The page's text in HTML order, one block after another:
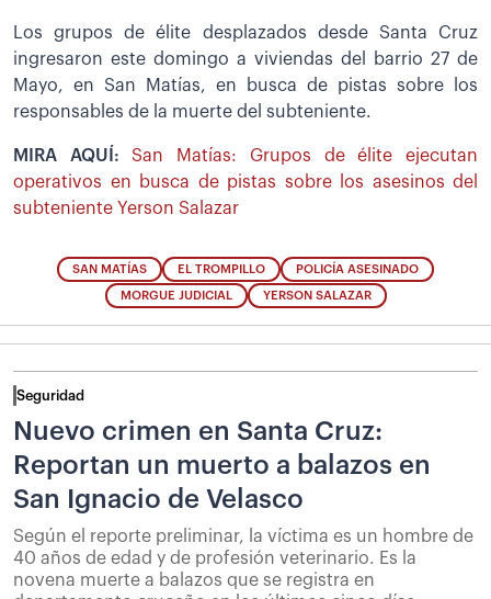
Los grupos de élite desplazados desde Santa Cruz
ingresaron este domingo a viviendas del barrio 27 de
Mayo, en San Matías, en busca de pistas sobre los
responsables de la muerte del subteniente.
MIRA AQUÍ:San Matías: Grupos de élite ejecutan
operativos en busca de pistas sobre los asesinos del
subteniente Yerson Salazar
SAN MATÍAS EL TROMPILLO POLICÍA ASESINADO
MORGUE JUDICIAL YERSON SALAZAR
Seguridad
Nuevo crimen en Santa Cruz:
Reportan un muerto a balazos en
San Ignacio de Velasco
Según el reporte preliminar, la víctima es un hombre de
40 años de edad y de profesión veterinario. Es la
novena muerte a balazos que se registra en